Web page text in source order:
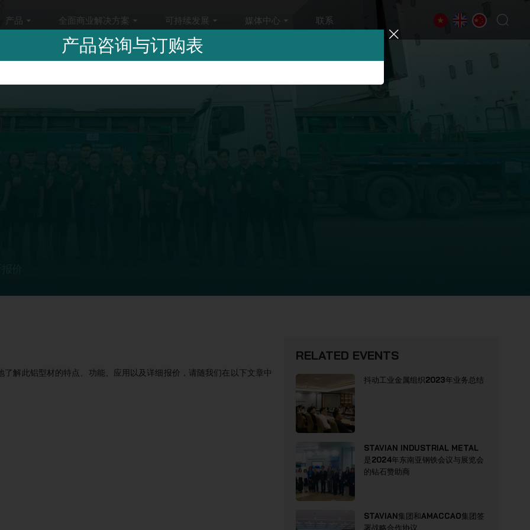
产品 全面商业解决方案 可持续发展 媒体中心 联系
解此铝型材的特点、功能、应用以及详细报价，请随我们在以下文章中
RELATED EVENTS
抖动工业金属组织2023年业务总结
STAVIAN INDUSTRIAL METAL
是2024年东南亚钢铁会议与展览会
的钻石赞助商
STAVIAN集团和AMACCAO集团签
署战略合作协议
产品咨询与订购表